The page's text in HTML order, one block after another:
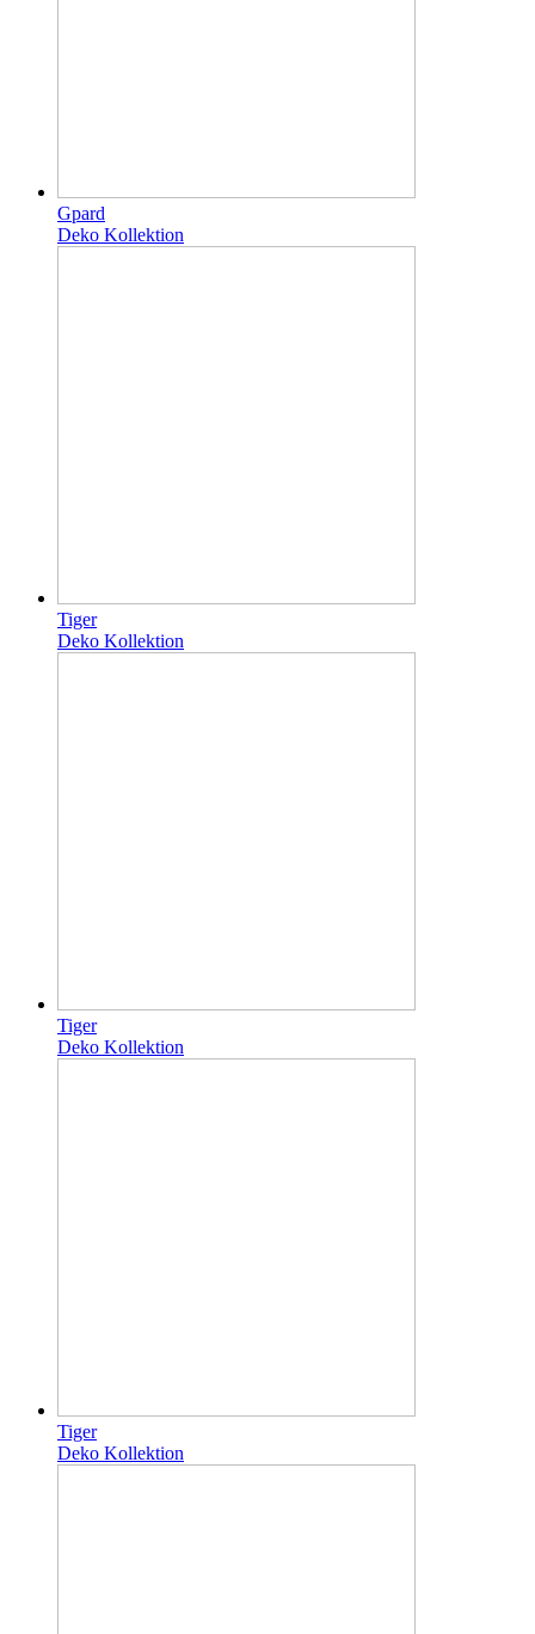
Gpard
Deko Kollektion
Tiger
Deko Kollektion
Tiger
Deko Kollektion
Tiger
Deko Kollektion